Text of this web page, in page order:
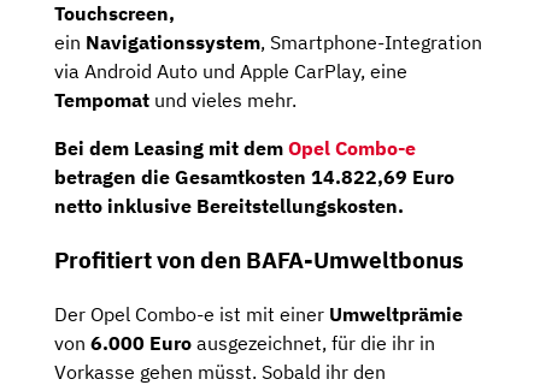
Touchscreen,
ein Navigationssystem, Smartphone-Integration
via Android Auto und Apple CarPlay, eine
Tempomat und vieles mehr.
Bei dem Leasing mit dem Opel Combo-e
betragen die Gesamtkosten 14.822,69 Euro
netto inklusive Bereitstellungskosten.
Profitiert von den BAFA-Umweltbonus
Der Opel Combo-e ist mit einer Umweltprämie
von 6.000 Euro ausgezeichnet, für die ihr in
Vorkasse gehen müsst. Sobald ihr den